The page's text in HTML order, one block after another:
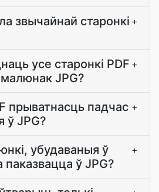
звычайнай старонкі +
усе старонкі PDF
малюнак JPG?
+
прыватнасць падчас
ў JPG?
+
убудаваныя ў
паказвацца ў JPG?
+